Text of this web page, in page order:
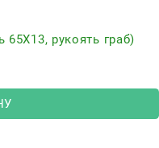
рукоять граб)